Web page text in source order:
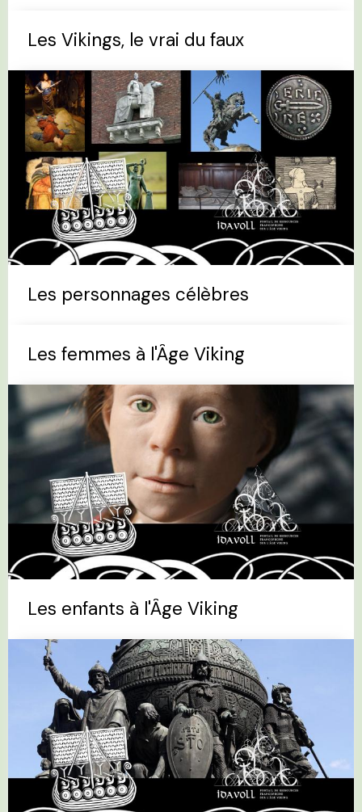
Les Vikings, le vrai du faux
Les personnages célèbres
Les femmes à l'Âge Viking
Les enfants à l'Âge Viking